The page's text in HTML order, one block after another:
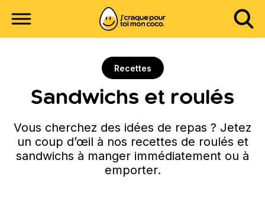
Recettes
Sandwichs et roulés
Vous cherchez des idées de repas ? Jetez
un coup d’œil à nos recettes de roulés et
sandwichs à manger immédiatement ou à
emporter.